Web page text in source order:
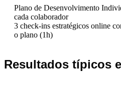
Plano de Desenvolvimento
cada colaborador
3 check-ins estratégicos online
o plano (1h)
Resultados típicos